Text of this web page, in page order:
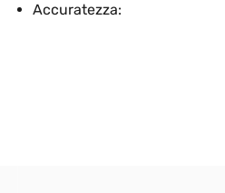
Accuratezza: